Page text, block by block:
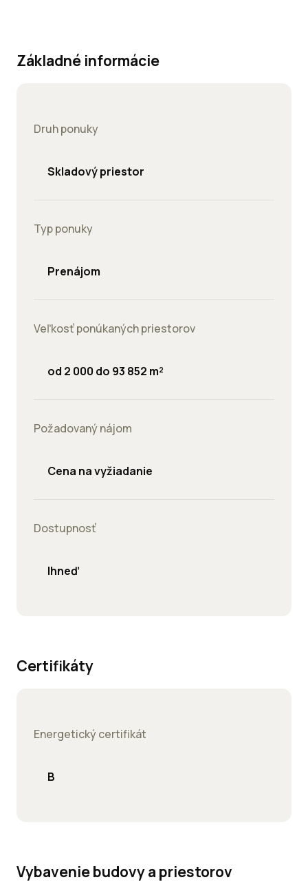
Základné informácie
Druh ponuky
Skladový priestor
Typ ponuky
Prenájom
Veľkosť ponúkaných priestorov
od 2 000 do 93 852 m²
Požadovaný nájom
Cena na vyžiadanie
Dostupnosť
Ihneď
Certifikáty
Energetický certifikát
B
Vybavenie budovy a priestorov